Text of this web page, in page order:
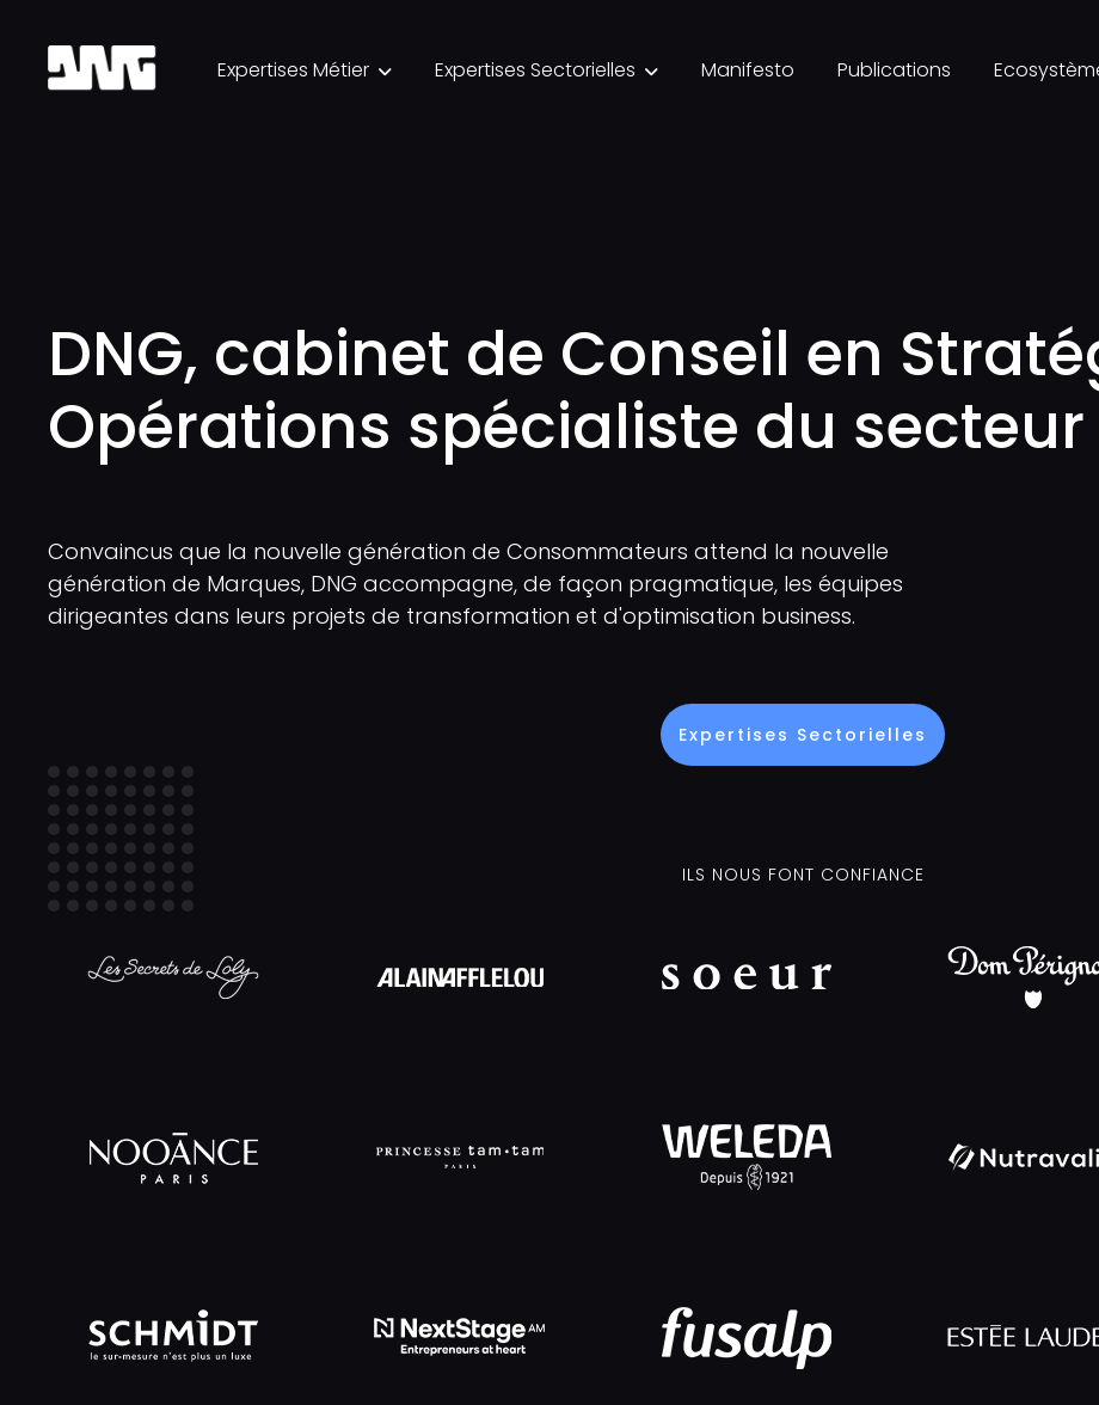
Expertises Métier  Expertises Sectorielles  Manifesto Publications
DNG, cabinet de Conseil en
Opérations spécialiste du
Convaincus que la nouvelle génération de Consommateurs attend la nouvelle
génération de Marques, DNG accompagne, de façon pragmatique, les équipes
dirigeantes dans leurs projets de transformation et d'optimisation business.
Expertises Sectorielles
ILS NOUS FONT CONFIANCE